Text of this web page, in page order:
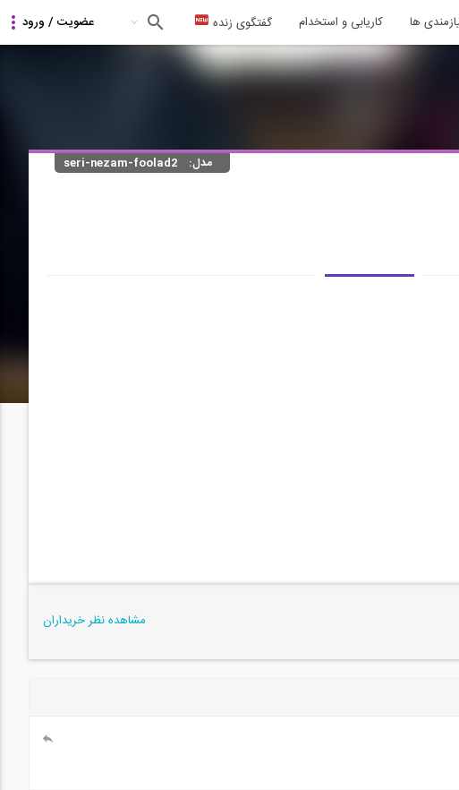
ها کاریابی و استخدام گفتگوی زنده
مدل:
seri-nezam-foolad2
مشاهده نظر خریداران